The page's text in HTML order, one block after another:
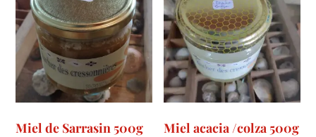
Miel de Sarrasin 500g Miel acacia /colza 500g